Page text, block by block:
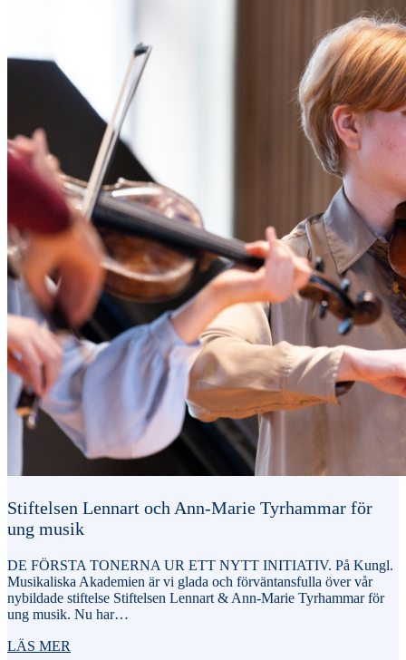
Stiftelsen Lennart och Ann-Marie Tyrhammar för
ung musik
DE FÖRSTA TONERNA UR ETT NYTT INITIATIV. På Kungl.
Musikaliska Akademien är vi glada och förväntansfulla över vår
nybildade stiftelse Stiftelsen Lennart & Ann-Marie Tyrhammar för
ung musik. Nu har…
LÄS MER